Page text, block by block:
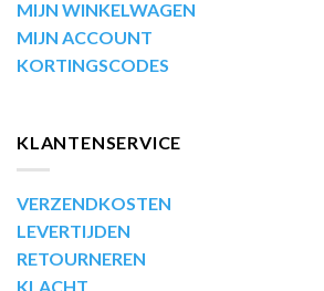
MIJN WINKELWAGEN
MIJN ACCOUNT
KORTINGSCODES
KLANTENSERVICE
VERZENDKOSTEN
LEVERTIJDEN
RETOURNEREN
KLACHT